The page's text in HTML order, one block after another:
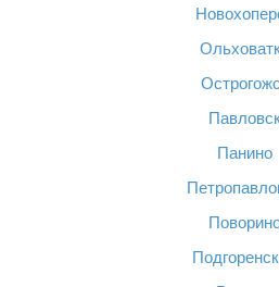
Панино